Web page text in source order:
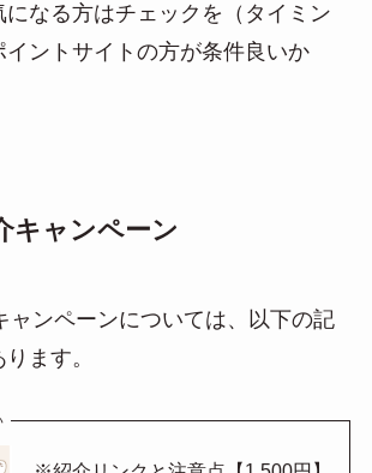
になる方はチェックを（タイミン
イントサイトの方が条件良いか
キャンペーン
ャンペーンについては、以下の記
ます。